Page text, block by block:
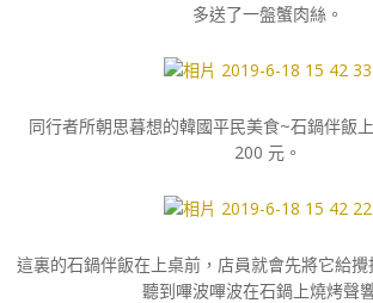
多送了一盤蟹肉絲。
同行者所朝思暮想的韓國平民美食~石鍋伴飯
200 元。
這裏的石鍋伴飯在上桌前，店員就會先將它給
聽到嗶波嗶波在石鍋上燒烤聲